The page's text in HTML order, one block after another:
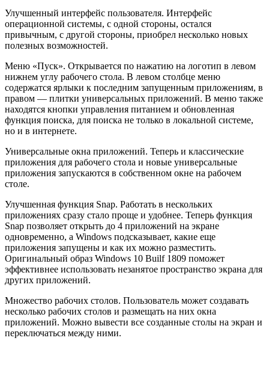
Улучшенный интерфейс пользователя. Интерфейс
операционной системы, с одной стороны, остался
привычным, с другой стороны, приобрел несколько новых
полезных возможностей.
Меню «Пуск». Открывается по нажатию на логотип в левом
нижнем углу рабочего стола. В левом столбце меню
содержатся ярлыки к последним запущенным приложениям, в
правом — плитки универсальных приложений. В меню также
находятся кнопки управления питанием и обновленная
функция поиска, для поиска не только в локальной системе,
но и в интернете.
Универсальные окна приложений. Теперь и классические
приложения для рабочего стола и новые универсальные
приложения запускаются в собственном окне на рабочем
столе.
Улучшенная функция Snap. Работать в нескольких
приложениях сразу стало проще и удобнее. Теперь функция
Snap позволяет открыть до 4 приложений на экране
одновременно, а Windows подсказывает, какие еще
приложения запущены и как их можно разместить.
Оригинальный образ Windows 10 Builf 1809 поможет
эффективнее использовать незанятое пространство экрана для
других приложений.
Множество рабочих столов. Пользователь может создавать
несколько рабочих столов и размещать на них окна
приложений. Можно вывести все созданные столы на экран и
переключаться между ними.